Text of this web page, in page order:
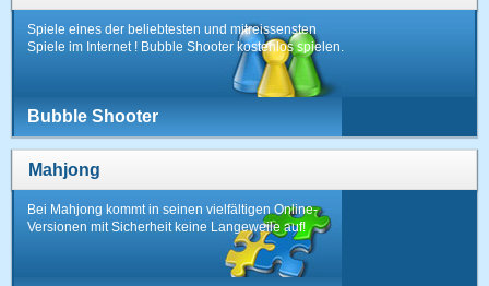
Spiele eines der beliebtesten und mitreissensten
Spiele im Internet ! Bubble Shooter kostenlos spielen.
Bubble Shooter
Mahjong
Bei Mahjong kommt in seinen vielfältigen Online-
Versionen mit Sicherheit keine Langeweile auf!